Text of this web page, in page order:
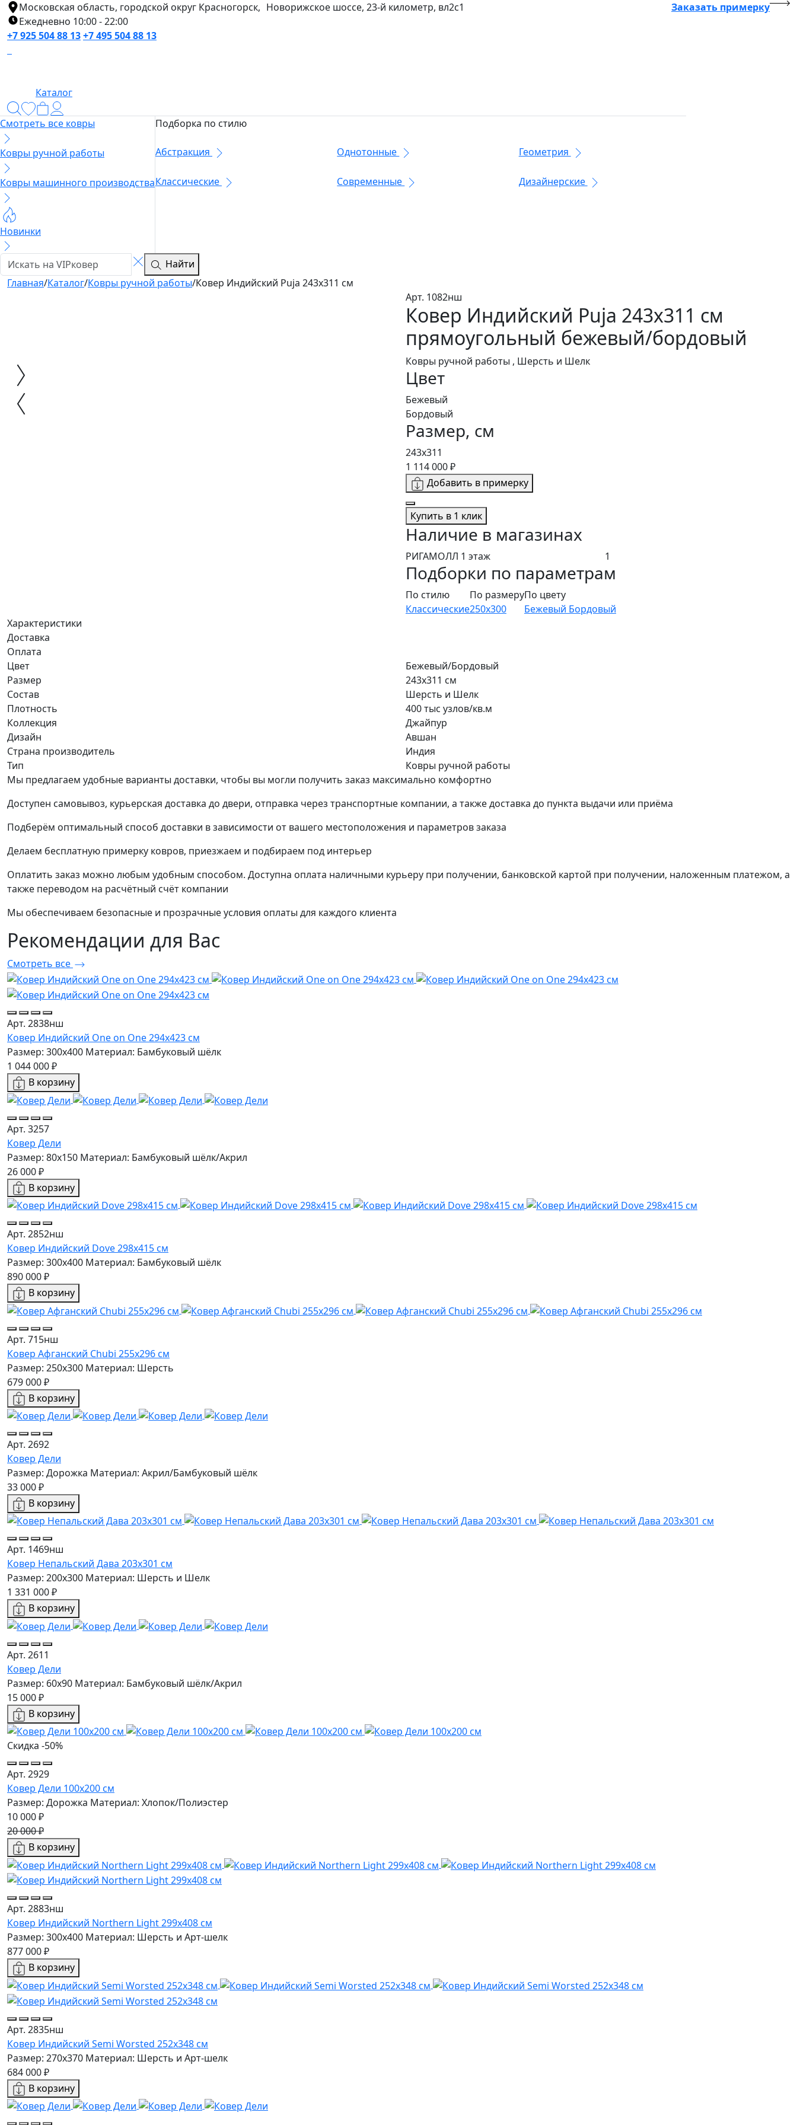
Московская область, городской округ Красногорск, Новорижское шоссе, 23-й километр, вл2с1
Ежедневно 10:00 - 22:00
+7 925 504 88 13+7 495 504 88 13
Заказать примерку
Каталог
Смотреть все ковры
Ковры ручной работы
Ковры машинного производства
Новинки
Подборка по стилю
Абстракция Однотонные Геометрия
Классические Современные Дизайнерские
Найти
Главная/Каталог/Ковры ручной работы/Ковер Индийский Puja 243x311 см
Арт. 1082нш
Ковер Индийский Puja 243x311 см
прямоугольный бежевый/бордовый
Ковры ручной работы , Шерсть и Шелк
Цвет
Бежевый
Бордовый
Размер, см
243x311
1 114 000 ₽
Добавить в примерку
Купить в 1 клик
Наличие в магазинах
РИГАМОЛЛ 1 этаж 1
Подборки по параметрам
По стилю
Классические
По размеру
250x300
По цвету
Бежевый Бордовый
Характеристики
Доставка
Оплата
Цвет
Бежевый/Бордовый
Размер
243x311 см
Состав
Шерсть и Шелк
Плотность
400 тыс узлов/кв.м
Коллекция
Джайпур
Дизайн
Авшан
Страна производитель
Индия
Тип
Ковры ручной работы
Мы предлагаем удобные варианты доставки, чтобы вы могли получить заказ максимально комфортно
Доступен самовывоз, курьерская доставка до двери, отправка через транспортные компании, а также доставка до пункта выдачи или приёма
Подберём оптимальный способ доставки в зависимости от вашего местоположения и параметров заказа
Делаем бесплатную примерку ковров, приезжаем и подбираем под интерьер
Оплатить заказ можно любым удобным способом. Доступна оплата наличными курьеру при получении, банковской картой при получении, наложенным платежом, а
также переводом на расчётный счёт компании
Мы обеспечиваем безопасные и прозрачные условия оплаты для каждого клиента
Рекомендации для Вас
Смотреть все
Арт. 2838нш
Ковер Индийский One on One 294x423 см
Размер: 300x400 Материал: Бамбуковый шёлк
1 044 000 ₽
В корзину
Арт. 3257
Ковер Дели
Размер: 80x150 Материал: Бамбуковый шёлк/Акрил
26 000 ₽
В корзину
Арт. 2852нш
Ковер Индийский Dove 298x415 см
Размер: 300x400 Материал: Бамбуковый шёлк
890 000 ₽
В корзину
Арт. 715нш
Ковер Афганский Chubi 255x296 см
Размер: 250x300 Материал: Шерсть
679 000 ₽
В корзину
Арт. 2692
Ковер Дели
Размер: Дорожка Материал: Акрил/Бамбуковый шёлк
33 000 ₽
В корзину
Арт. 1469нш
Ковер Непальский Дава 203x301 см
Размер: 200x300 Материал: Шерсть и Шелк
1 331 000 ₽
В корзину
Арт. 2611
Ковер Дели
Размер: 60х90 Материал: Бамбуковый шёлк/Акрил
15 000 ₽
В корзину
Скидка -50%
Арт. 2929
Ковер Дели 100х200 см
Размер: Дорожка Материал: Хлопок/Полиэстер
10 000 ₽
20 000 ₽
В корзину
Арт. 2883нш
Ковер Индийский Northern Light 299x408 см
Размер: 300x400 Материал: Шерсть и Арт-шелк
877 000 ₽
В корзину
Арт. 2835нш
Ковер Индийский Semi Worsted 252x348 см
Размер: 270x370 Материал: Шерсть и Арт-шелк
684 000 ₽
В корзину